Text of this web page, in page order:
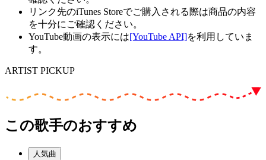
リンク先のiTunes Storeでご購入される際は商品の内容
を十分にご確認ください。
YouTube動画の表示には[YouTube API]を利用していま
す。
ARTIST PICKUP
この歌手のおすすめ
人気曲